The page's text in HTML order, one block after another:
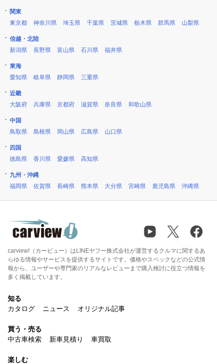
関東
東京都
神奈川県 埼玉県 千葉県 茨城県 栃木県 群馬県 山梨県
信越・北陸
新潟県
長野県 富山県 石川県 福井県
東海
愛知県
岐阜県 静岡県 三重県
近畿
大阪府
兵庫県 京都府 滋賀県 奈良県 和歌山県
中国
鳥取県
島根県 岡山県 広島県 山口県
四国
徳島県
香川県 愛媛県 高知県
九州・沖縄
福岡県
佐賀県 長崎県 熊本県 大分県 宮崎県 鹿児島県 沖縄県
carview!（カービュー）はLINEヤフー株式会社が運営するクルマに関するあ
らゆる情報やサービスを提供するサイトです。価格やスペックなどの公式情
報から、ユーザーや専門家のリアルなレビューまで購入検討に役立つ情報を
多く掲載しています。
知る
カタログ
ニュース オリジナル記事
買う・売る
中古車検索
新車見積り 車買取
楽しむ